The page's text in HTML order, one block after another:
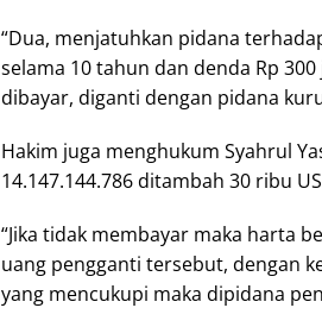
“Dua, menjatuhkan pidana
selama 10 tahun dan denda Rp
dibayar, diganti dengan pidana
Hakim juga menghukum Syahrul
14.147.144.786 ditambah 30 ribu
“Jika tidak membayar maka harta
uang pengganti tersebut, dengan
yang mencukupi maka dipidana